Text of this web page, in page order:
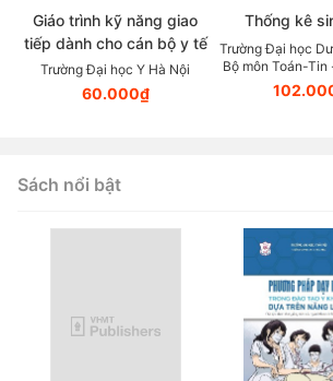
Giáo trình kỹ năng giao
tiếp dành cho cán bộ y tế
Trường Đại học Y Hà Nội
60.000₫
Thống kê
Trường Đại học
Bộ môn Toán-Tin
Quách Thị Sen;
Chiến
Sách nổi bật